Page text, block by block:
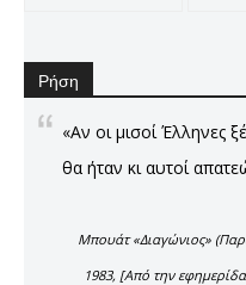
Ρήση
«Αν οι μισοί Έλληνες
θα ήταν κι αυτοί
Μπουάτ «Διαγώνιος»
1983, [Από την